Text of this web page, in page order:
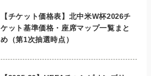
【チケット価格表】北中米W杯2026チ
ケット基準価格・座席マップ一覧まと
め（第1次抽選時点）